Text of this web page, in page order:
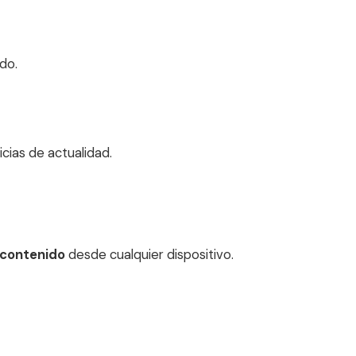
de actualidad.
desde cualquier dispositivo.